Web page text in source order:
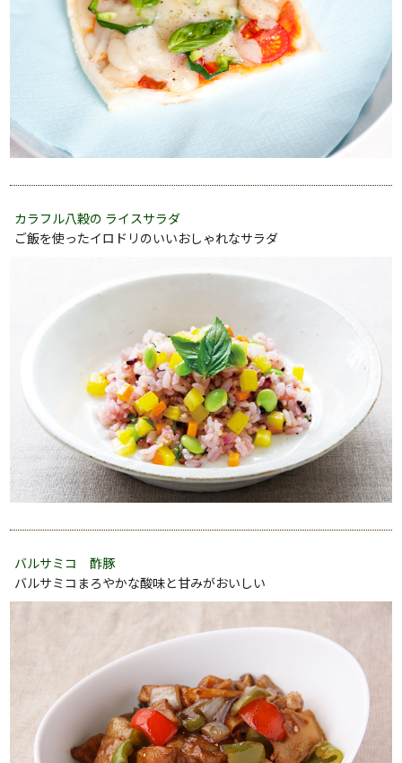
カラフル八穀の ライスサラダ
ご飯を使ったイロドリのいいおしゃれなサラダ
バルサミコ 酢豚
バルサミコまろやかな酸味と甘みがおいしい